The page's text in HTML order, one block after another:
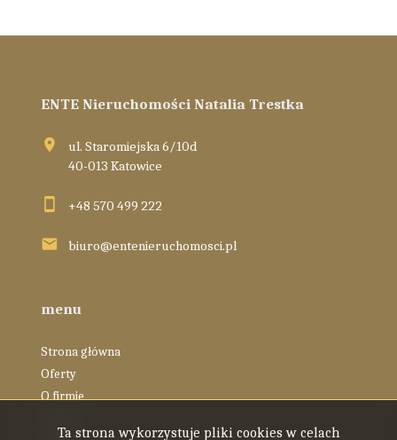
ENTE Nieruchomości Natalia Trestka
ul. Staromiejska 6/10d
40-013 Katowice
+48 570 499 222
biuro@entenieruchomosci.pl
menu
Strona główna
Oferty
O firmie
Ta strona wykorzystuje pliki cookies w celach